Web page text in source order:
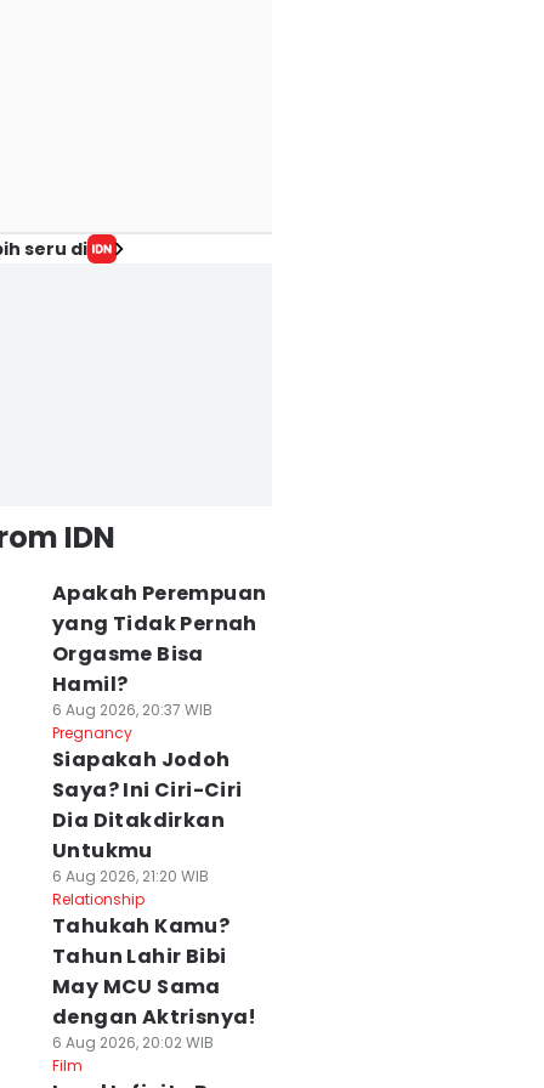
seru di
IDN
Apakah Perempuan
yang Tidak Pernah
Orgasme Bisa
Hamil?
6 Aug 2026, 20:37 WIB
Pregnancy
Siapakah Jodoh
Saya? Ini Ciri-Ciri
Dia Ditakdirkan
Untukmu
6 Aug 2026, 21:20 WIB
Relationship
Tahukah Kamu?
Tahun Lahir Bibi
May MCU Sama
dengan Aktrisnya!
6 Aug 2026, 20:02 WIB
Film